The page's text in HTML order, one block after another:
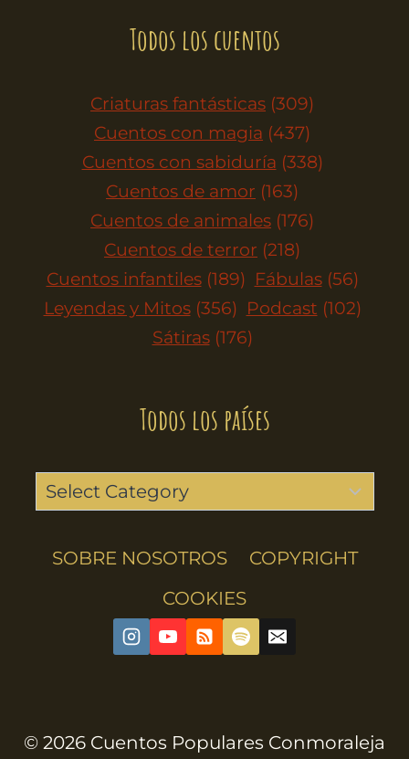
Todos los cuentos
Criaturas fantásticas (309)
Cuentos con magia (437)
Cuentos con sabiduría (338)
Cuentos de amor (163)
Cuentos de animales (176)
Cuentos de terror (218)
Cuentos infantiles (189) Fábulas (56)
Leyendas y Mitos (356) Podcast (102)
Sátiras (176)
Todos los países
SOBRE NOSOTROS
COPYRIGHT
COOKIES
© 2026 Cuentos Populares Conmoraleja